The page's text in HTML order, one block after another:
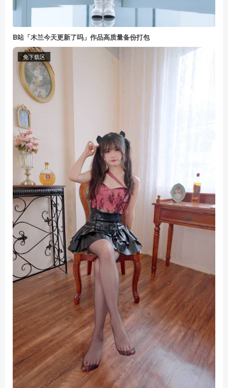
B站「木兰今天更新了吗」作品高质量备份打包
免下载区